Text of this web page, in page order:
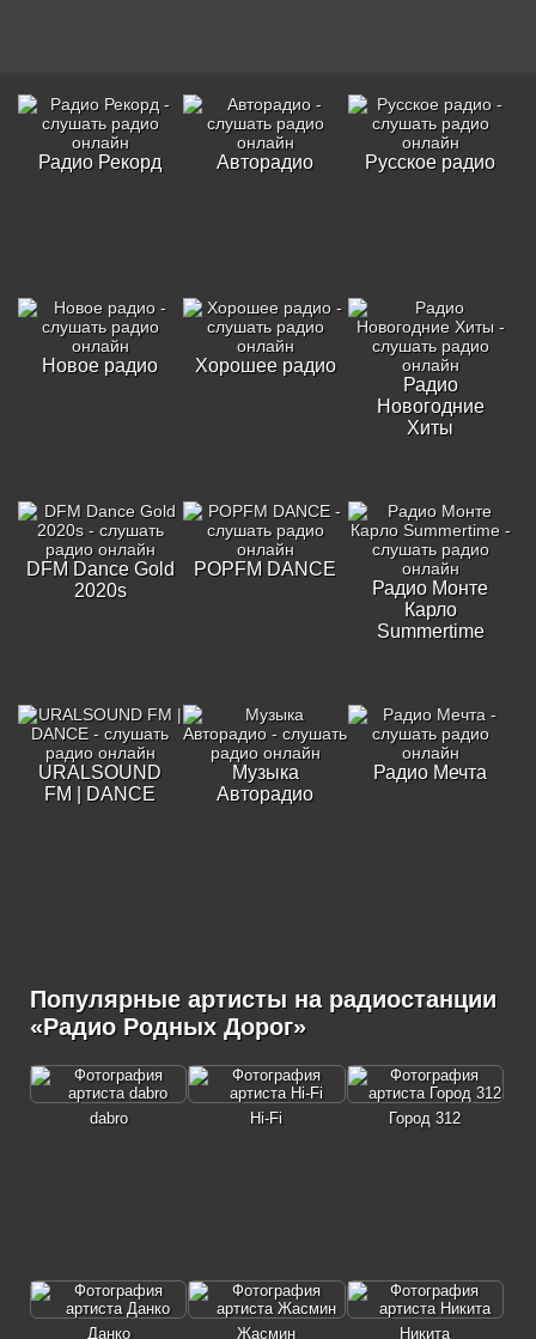
Радио Рекорд Авторадио Русское радио
Новое радио
Хорошее радио
Радио
Новогодние
Хиты
DFM Dance Gold
2020s
POPFM DANCE
Радио Монте
Карло
Summertime
URALSOUND
FM | DANCE
Музыка
Авторадио
Радио Мечта
Популярные артисты на радиостанции
«Радио Родных Дорог»
dabro Hi-Fi Город 312
Данко Жасмин Никита